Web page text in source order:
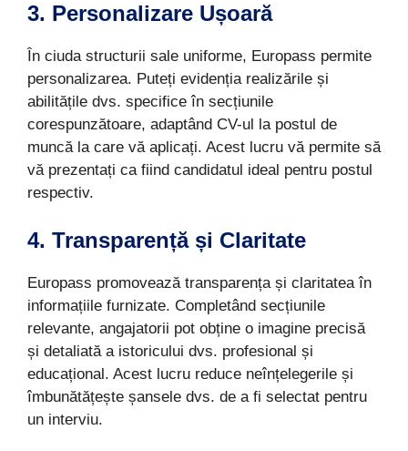
3. Personalizare Ușoară
În ciuda structurii sale uniforme, Europass permite
personalizarea. Puteți evidenția realizările și
abilitățile dvs. specifice în secțiunile
corespunzătoare, adaptând CV-ul la postul de
muncă la care vă aplicați. Acest lucru vă permite să
vă prezentați ca fiind candidatul ideal pentru postul
respectiv.
4. Transparență și Claritate
Europass promovează transparența și claritatea în
informațiile furnizate. Completând secțiunile
relevante, angajatorii pot obține o imagine precisă
și detaliată a istoricului dvs. profesional și
educațional. Acest lucru reduce neînțelegerile și
îmbunătățește șansele dvs. de a fi selectat pentru
un interviu.